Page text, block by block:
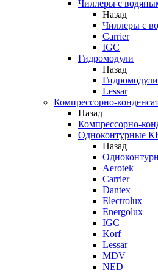
Чиллеры с
Назад
Чиллеры с
Carrier
IGC
Гидромодули
Назад
Гидромодули
Lessar
Компрессорно-
Назад
Компрессорно-
Одноконтурные
Назад
Aerotek
Carrier
Dantex
Electrolux
Energolux
IGC
Korf
Lessar
MDV
NED